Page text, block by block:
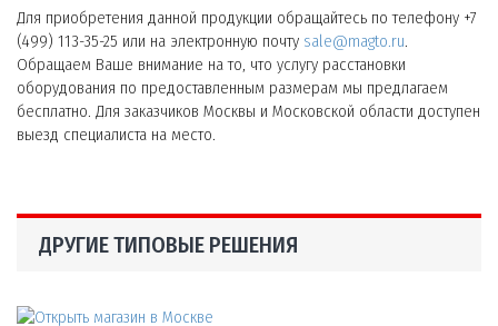
Для приобретения данной продукции обращайтесь по телефону +7
(499) 113-35-25 или на электронную почту sale@magto.ru.
Обращаем Ваше внимание на то, что услугу расстановки
оборудования по предоставленным размерам мы предлагаем
бесплатно. Для заказчиков Москвы и Московской области доступен
выезд специалиста на место.
ДРУГИЕ ТИПОВЫЕ РЕШЕНИЯ